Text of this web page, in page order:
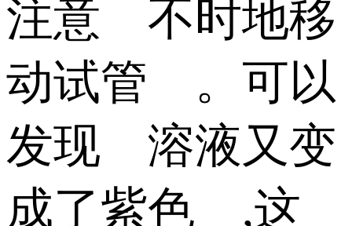
注意 不时地移
动试管 。可以
发现 溶液又变
成了紫色 ,这